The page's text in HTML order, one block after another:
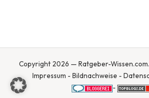
Copyright 2026 — Ratgeber-
Impressum - Bildnachweise -
-